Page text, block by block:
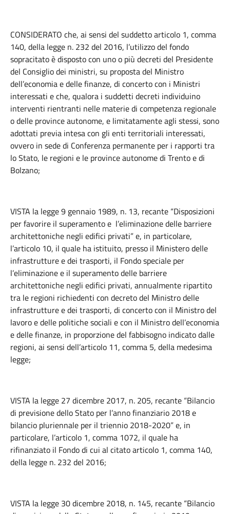
CONSIDERATO che, ai sensi del suddetto articolo 1, comma
140, della legge n. 232 del 2016, l’utilizzo del fondo
sopracitato è disposto con uno o più decreti del Presidente
del Consiglio dei ministri, su proposta del Ministro
dell’economia e delle finanze, di concerto con i Ministri
interessati e che, qualora i suddetti decreti individuino
interventi rientranti nelle materie di competenza regionale
o delle province autonome, e limitatamente agli stessi, sono
adottati previa intesa con gli enti territoriali interessati,
ovvero in sede di Conferenza permanente per i rapporti tra
lo Stato, le regioni e le province autonome di Trento e di
Bolzano;
VISTA la legge 9 gennaio 1989, n. 13, recante “Disposizioni
per favorire il superamento e l’eliminazione delle barriere
architettoniche negli edifici privati” e, in particolare,
l’articolo 10, il quale ha istituito, presso il Ministero delle
infrastrutture e dei trasporti, il Fondo speciale per
l’eliminazione e il superamento delle barriere
architettoniche negli edifici privati, annualmente ripartito
tra le regioni richiedenti con decreto del Ministro delle
infrastrutture e dei trasporti, di concerto con il Ministro del
lavoro e delle politiche sociali e con il Ministro dell’economia
e delle finanze, in proporzione del fabbisogno indicato dalle
regioni, ai sensi dell’articolo 11, comma 5, della medesima
legge;
VISTA la legge 27 dicembre 2017, n. 205, recante “Bilancio
di previsione dello Stato per l’anno finanziario 2018 e
bilancio pluriennale per il triennio 2018-2020” e, in
particolare, l’articolo 1, comma 1072, il quale ha
rifinanziato il Fondo di cui al citato articolo 1, comma 140,
della legge n. 232 del 2016;
VISTA la legge 30 dicembre 2018, n. 145, recante “Bilancio